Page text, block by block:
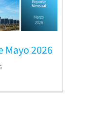
Mayo 2026